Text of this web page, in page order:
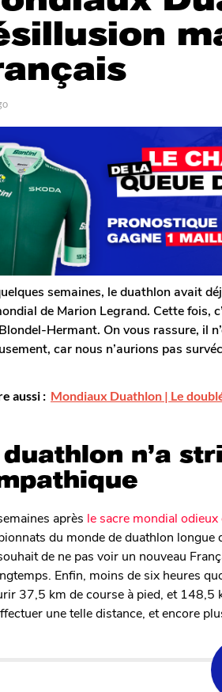
s
a
o
semaines, le duathlon avait
de Marion Legrand. Cette fois,
Hermant. On vous rassure, il
car nous n’aurions pas
aussi : Mondiaux Duathlon | Le
duathlon n’a
après le sacre mondial
du monde de duathlon longue
de ne pas voir un nouveau
Enfin, moins de six heures
37,5 km de course à pied, et 148,5
une telle distance, et encore